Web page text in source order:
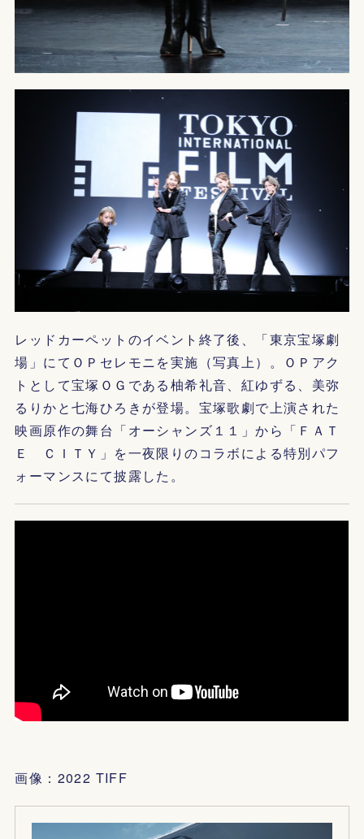
レッドカーペットのイベント終了後、「東京宝塚劇
場」にてＯＰセレモニを実施（写真上）。ＯＰアク
トとして宝塚ＯＧである柚希礼音、紅ゆずる、美弥
るりかと七海ひろきが登場。宝塚歌劇で上演された
映画原作の舞台「オーシャンズ１１」から「ＦＡＴ
Ｅ ＣＩＴＹ」を一夜限りのコラボによる特別パフ
ォーマンスにて披露した。
画像：2022 TIFF